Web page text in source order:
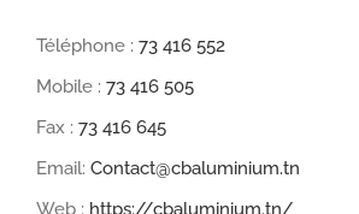
Téléphone : 73 416 552
Mobile : 73 416 505
Fax : 73 416 645
Email: Contact@cbaluminium.tn
Web : https://cbaluminium.tn/